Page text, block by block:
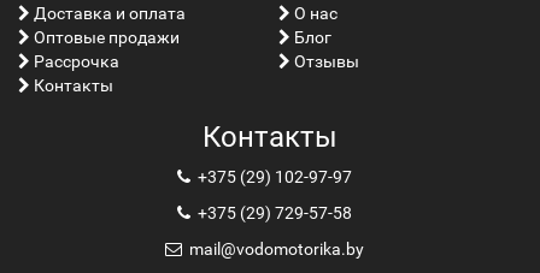
Доставка и оплата
Оптовые продажи
Рассрочка
Контакты
О нас
Блог
Отзывы
Контакты
+375 (29) 102-97-97
+375 (29) 729-57-58
mail@vodomotorika.by